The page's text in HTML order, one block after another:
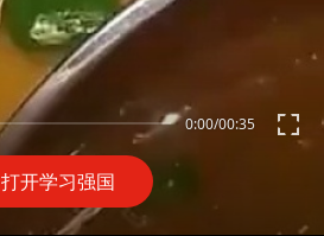
打开学习强国
0:00/00:35